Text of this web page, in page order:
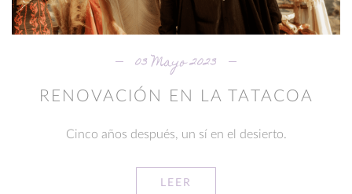
03 Mayo 2023
RENOVACIÓN EN LA TATACOA
Cinco años después, un sí en el desierto.
LEER